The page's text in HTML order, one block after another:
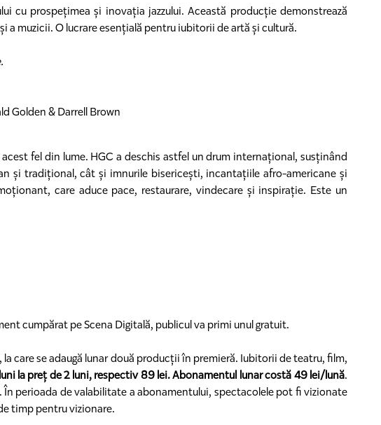
cu prospețimea și inovația jazzului. Această producție demonstrează
muzicii. O lucrare esențială pentru iubitorii de artă și cultură.
Golden & Darrell Brown
fel din lume. HGC a deschis astfel un drum internațional, susținând
și tradițional, cât și imnurile bisericești, incantațiile afro-americane și
care aduce pace, restaurare, vindecare și inspirație. Este un
cumpărat pe Scena Digitală, publicul va primi unul gratuit.
care se adaugă lunar două producții în premieră. Iubitorii de teatru, film,
la preț de 2 luni, respectiv 89 lei. Abonamentul lunar costă 49 lei/lună.
perioada de valabilitate a abonamentului, spectacolele pot fi vizionate
timp pentru vizionare.